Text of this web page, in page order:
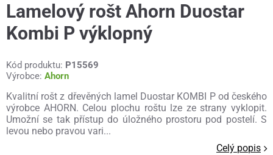
Lamelový rošt Ahorn Duostar
Kombi P výklopný
Kód produktu: P15569
Výrobce: Ahorn
Kvalitní rošt z dřevěných lamel Duostar KOMBI P od českého
výrobce AHORN. Celou plochu roštu lze ze strany vyklopit.
Umožní se tak přístup do úložného prostoru pod postelí. S
levou nebo pravou vari...
Celý popis